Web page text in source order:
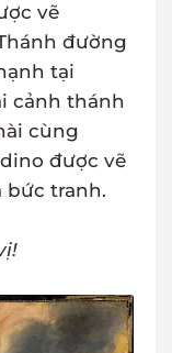
vẽ
đường
tại
cảnh thánh
cùng
được vẽ
bức tranh.